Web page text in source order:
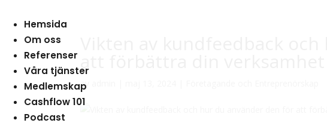
Hemsida
Om oss
Referenser
Våra tjänster
Medlemskap
Cashflow 101
Podcast
av